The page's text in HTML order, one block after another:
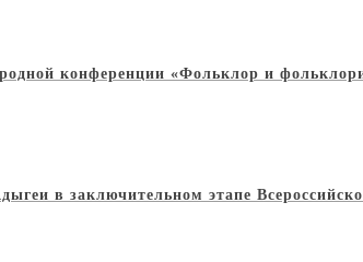
конференции «Фольклор и
в заключительном этапе